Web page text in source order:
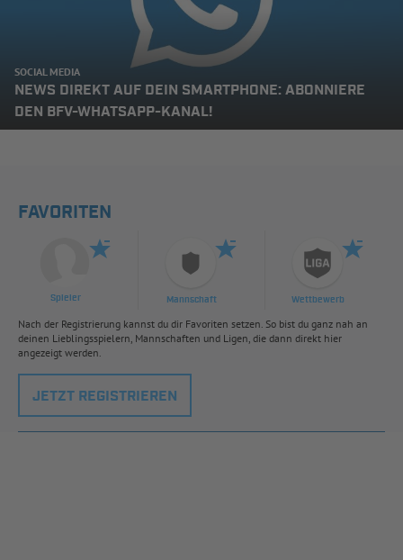
SOCIAL MEDIA
NEWS DIREKT AUF DEIN SMARTPHONE: ABONNIERE
DEN BFV-WHATSAPP-KANAL!
FAVORITEN
Spieler Mannschaft Wettbewerb
Nach der Registrierung kannst du dir Favoriten setzen. So bist du ganz nah an
deinen Lieblingsspielern, Mannschaften und Ligen, die dann direkt hier
angezeigt werden.
JETZT REGISTRIEREN